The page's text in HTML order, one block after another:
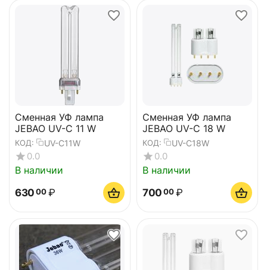
Сменная УФ лампа
JEBAO UV-C 11 W
КОД: UV-C11W
0.0
В наличии
630 00 ₽
Сменная УФ лампа
JEBAO UV-C 18 W
КОД: UV-C18W
0.0
В наличии
700 00 ₽